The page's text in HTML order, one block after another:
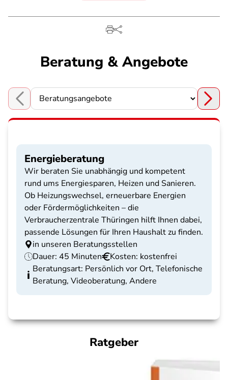
Beratung & Angebote
Choose a section
Energieberatung
Wir beraten Sie unabhängig und kompetent
rund ums Energiesparen, Heizen und Sanieren.
Ob Heizungswechsel, erneuerbare Energien
oder Fördermöglichkeiten – die
Verbraucherzentrale Thüringen hilft Ihnen dabei,
passende Lösungen für Ihren Haushalt zu finden.
in unseren Beratungsstellen
Dauer: 45 Minuten
Kosten: kostenfrei
Beratungsart: Persönlich vor Ort, Telefonische
Beratung, Videoberatung, Andere
Ratgeber